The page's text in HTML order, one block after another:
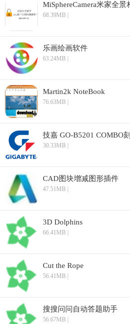
MiSphereCamera米家全景
68.39MB |
乐画绘画软件
63.24MB |
Martin2k NoteBook
76.63MB |
技嘉 GO-B5201 COMBO
30.33MB |
CAD图块增减图形插件
47.51MB |
3D Dolphins
66.41MB |
Cut the Rope
56.41MB |
搜搜问问自动答题助手
56.67MB |